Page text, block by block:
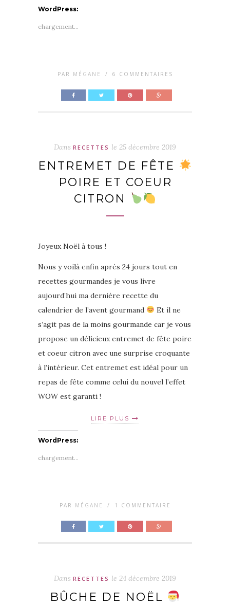
WordPress:
chargement…
PAR MÉGANE / 6 COMMENTAIRES
Dans RECETTES le 25 décembre 2019
ENTREMET DE FÊTE
POIRE ET COEUR
CITRON
Joyeux Noël à tous !
Nous y voilà enfin après 24 jours tout en
recettes gourmandes je vous livre
aujourd’hui ma dernière recette du
calendrier de l’avent gourmand
Et il ne
s’agit pas de la moins gourmande car je vous
propose un délicieux entremet de fête poire
et coeur citron avec une surprise croquante
à l’intérieur. Cet entremet est idéal pour un
repas de fête comme celui du nouvel l’effet
WOW est garanti !
LIRE PLUS
WordPress:
chargement…
PAR MÉGANE / 1 COMMENTAIRE
Dans RECETTES le 24 décembre 2019
BÛCHE DE NOËL